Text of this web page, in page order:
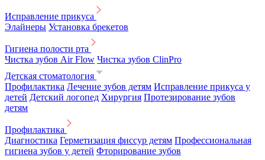
Исправление прикуса
Элайнеры Установка брекетов
Гигиена полости рта
Чистка зубов Air Flow Чистка зубов ClinPro
Детская стоматология
Профилактика Лечение зубов детям Исправление прикуса у
детей Детский логопед Хирургия Протезирование зубов
детям
Профилактика
Диагностика Герметизация фиссур детям Профессиональная
гигиена зубов у детей Фторирование зубов